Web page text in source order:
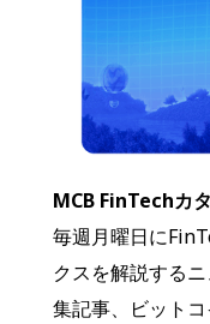
MCB FinTechカ
毎週月曜日に
クスを解説する
集記事、ビット